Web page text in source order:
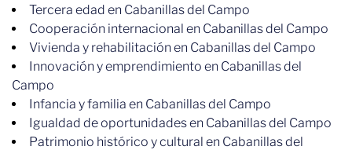
Tercera edad en Cabanillas del Campo
Cooperación internacional en Cabanillas del Campo
Vivienda y rehabilitación en Cabanillas del Campo
Innovación y emprendimiento en Cabanillas del
Campo
Infancia y familia en Cabanillas del Campo
Igualdad de oportunidades en Cabanillas del Campo
Patrimonio histórico y cultural en Cabanillas del